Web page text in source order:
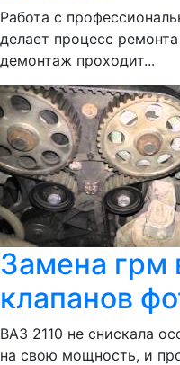
Работа с
делает процесс
демонтаж проходит...
Замена грм
клапанов
ВАЗ 2110 не снискала
на свою мощность, и